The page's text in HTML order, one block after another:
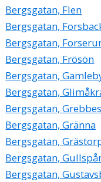
Bergsgatan, Flen
Bergsgatan,
Bergsgatan,
Bergsgatan, Frösön
Bergsgatan,
Bergsgatan,
Bergsgatan,
Bergsgatan, Gränna
Bergsgatan,
Bergsgatan,
Bergsgatan,